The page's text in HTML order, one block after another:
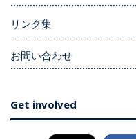
リンク集
お問い合わせ
Get involved